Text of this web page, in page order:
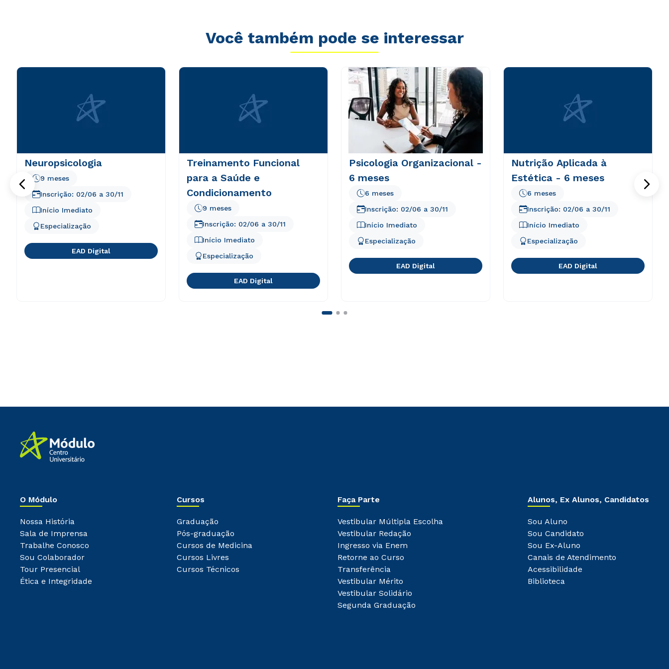
Você também pode se interessar
Neuropsicologia
Início Imediato
9 meses
Especialização
Inscrição: 02/06 a 30/11
EAD Digital
Treinamento Funcional
para a Saúde e
Condicionamento
Início Imediato
9 meses
Especialização
Inscrição: 02/06 a 30/11
EAD Digital
Psicologia Organizacional -
6 meses
Início Imediato
6 meses
Especialização
Inscrição: 02/06 a 30/11
EAD Digital
Nutrição Aplicada à
Estética - 6 meses
Início Imediato
6 meses
Especialização
Inscrição: 02/06 a 30/11
EAD Digital
O Módulo
Nossa História
Sala de Imprensa
Trabalhe Conosco
Sou Colaborador
Tour Presencial
Ética e Integridade
Cursos
Graduação
Pós-graduação
Cursos de Medicina
Cursos Livres
Cursos Técnicos
Faça Parte
Vestibular Múltipla Escolha
Vestibular Redação
Ingresso via Enem
Retorne ao Curso
Transferência
Vestibular Mérito
Vestibular Solidário
Segunda Graduação
Alunos, Ex Alunos, Candidatos
Sou Aluno
Sou Candidato
Sou Ex-Aluno
Canais de Atendimento
Acessibilidade
Biblioteca